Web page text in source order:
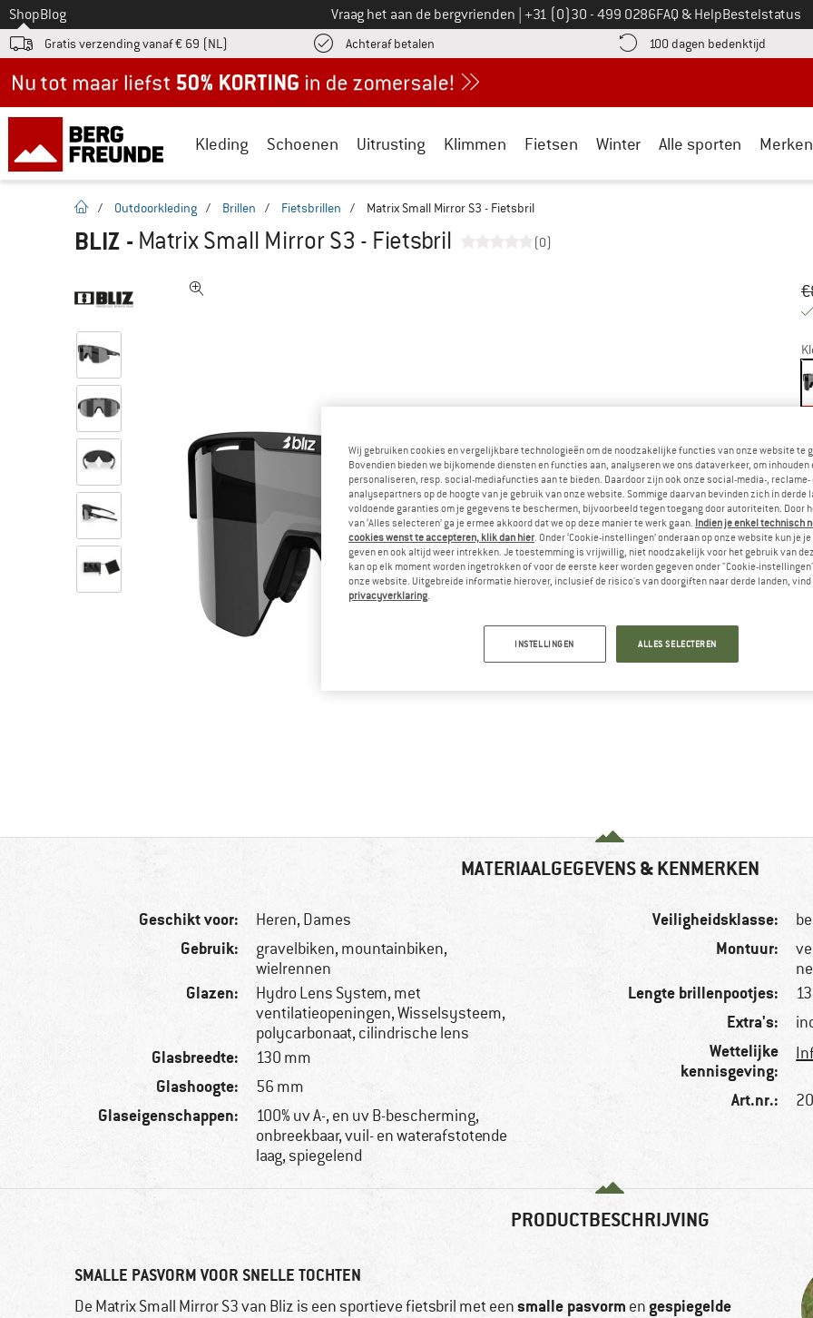
Naar
ShopBlog Vraag het aan de bergvrienden Bel ons op
+31 (0)30 - 499 0286FAQ & HelpBestelstatus
Gratis verzending vanaf € 69 (NL) Achteraf betalen vind de betalingsinformatie hier! Opent in een infovak
100 dagen bedenktijd
Kleding Schoenen Uitrusting Klimmen Fietsen Winter Alle sporten Merken
Startpagina
/ Outdoorkleding / Brillen / Fietsbrillen / Matrix Small Mirror S3 - Fietsbril
BLIZ - Matrix Small Mirror S3 - Fietsbril (0)
€
MATERIAALGEGEVENS & KENMERKEN
Geschikt voor: Heren, Dames
Gebruik:
gravelbiken, mountainbiken,
wielrennen
Glazen:
Hydro Lens System, met
ventilatieopeningen, Wisselsysteem,
polycarbonaat, cilindrische lens
Glasbreedte: 130 mm
Glashoogte: 56 mm
Glaseigenschappen:
100% uv A-, en uv B-bescherming,
onbreekbaar, vuil- en waterafstotende
laag, spiegelend
Veiligheidsklasse:
Montuur:
Lengte brillenpootjes:
Extra's:
Wettelijke
kennisgeving:
Art.nr.:
PRODUCTBESCHRIJVING
SMALLE PASVORM VOOR SNELLE TOCHTEN
De Matrix Small Mirror S3 van Bliz is een sportieve fietsbril met eensmalle pasvorm engespiegelde
Wij gebruiken cookies en vergelijkbare technologieën om de noodzakelijke functies van onze website te
Bovendien bieden we bijkomende diensten en functies aan, analyseren we ons dataverkeer, om inhouden
personaliseren, resp. social-mediafuncties aan te bieden. Daardoor zijn ook onze social-media-, reclame-
analysepartners op de hoogte van je gebruik van onze website. Sommige daarvan bevinden zich in derde
voldoende garanties om je gegevens te beschermen, bijvoorbeeld tegen toegang door autoriteiten. Door
van ‘Alles selecteren’ ga je ermee akkoord dat we op deze manier te werk gaan. Indien je enkel technisch
cookies wenst te accepteren, klik dan hier. Onder ‘Cookie-instellingen’ onderaan op onze website kun je
geven en ook altijd weer intrekken. Je toestemming is vrijwillig, niet noodzakelijk voor het gebruik van
kan op elk moment worden ingetrokken of voor de eerste keer worden gegeven onder "Cookie-
onze website. Uitgebreide informatie hierover, inclusief de risico's van doorgiften naar derde landen, vind
privacyverklaring.
INSTELLINGEN ALLES SELECTEREN